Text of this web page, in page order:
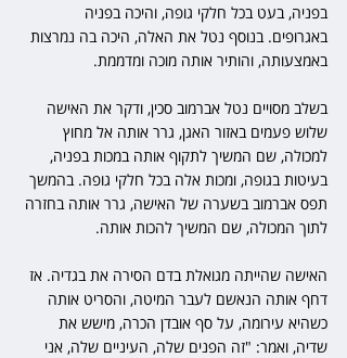
בפניה, בעט בכל חלקי גופה, והיכה בפניה
באגרופים. בנוסף נטל את האלה, היכה בה נמרצות
באמצעותה, והותיר אותה מוכה ומדממת.
בשלב מסויים נטל אברמוב סכין, ודקר את האישה
שלוש פעמים באזור האגן, גרר אותה אל מחוץ
למכולה, שם המשיך לתקוף אותה במכות בפניה,
בעיטות בגופה, ומכות אלה בכל חלקי גופה. בהמשך
תפס אברמוב בשערה של האישה, גרר אותה בחזרה
לתוך המכולה, שם המשיך להכות אותה.
האישה שהייתה מגואלת בדם הסירה את בגדיה. אז
דחף אותה הנאשם לעבר המיטה, והסריט אותה
כשהיא עירומה, על סף אובדן הכרה, מישש את
שדיה, ואמר: "זה הפנים שלה, העיניים שלה, אני